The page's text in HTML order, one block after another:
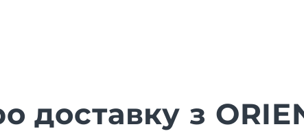
доставку з